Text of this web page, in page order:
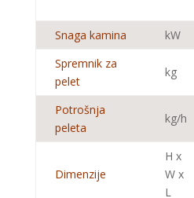
Snaga kamina
kW
Spremnik za
pelet
kg
Potrošnja
peleta
kg/h
Dimenzije
H x
W x
L